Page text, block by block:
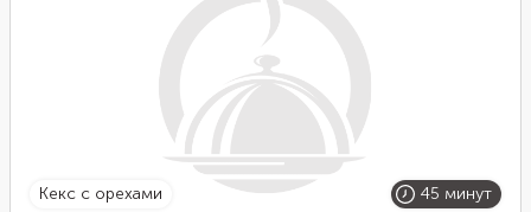
кекс с орехами 45 минут